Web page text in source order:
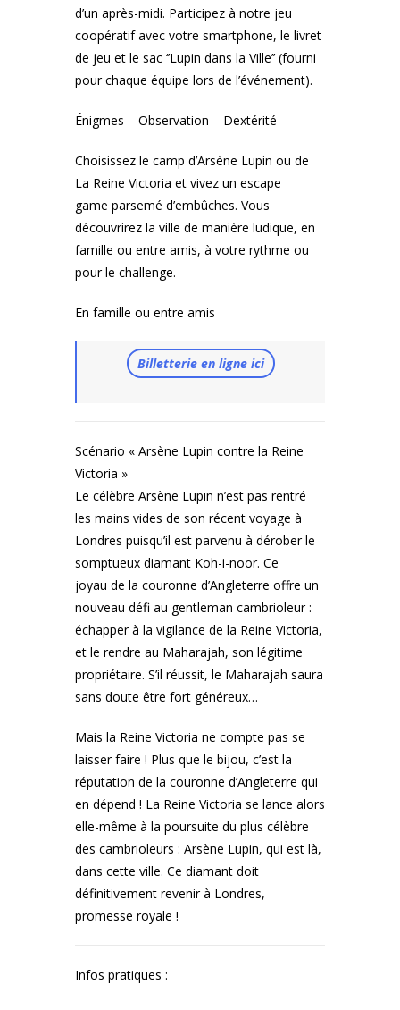
d’un après-midi. Participez à notre jeu
coopératif avec votre smartphone, le livret
de jeu et le sac ‘’Lupin dans la Ville’’ (fourni
pour chaque équipe lors de l’événement).
Énigmes – Observation – Dextérité
Choisissez le camp d’Arsène Lupin ou de
La Reine Victoria et vivez un escape
game parsemé d’embûches. Vous
découvrirez la ville de manière ludique, en
famille ou entre amis, à votre rythme ou
pour le challenge.
En famille ou entre amis
Billetterie en ligne ici
Scénario « Arsène Lupin contre la Reine
Victoria »
Le célèbre Arsène Lupin n’est pas rentré
les mains vides de son récent voyage à
Londres puisqu’il est parvenu à dérober le
somptueux diamant Koh-i-noor. Ce
joyau de la couronne d’Angleterre offre un
nouveau défi au gentleman cambrioleur :
échapper à la vigilance de la Reine Victoria,
et le rendre au Maharajah, son légitime
propriétaire. S’il réussit, le Maharajah saura
sans doute être fort généreux…
Mais la Reine Victoria ne compte pas se
laisser faire ! Plus que le bijou, c’est la
réputation de la couronne d’Angleterre qui
en dépend ! La Reine Victoria se lance alors
elle-même à la poursuite du plus célèbre
des cambrioleurs : Arsène Lupin, qui est là,
dans cette ville. Ce diamant doit
définitivement revenir à Londres,
promesse royale !
Infos pratiques :